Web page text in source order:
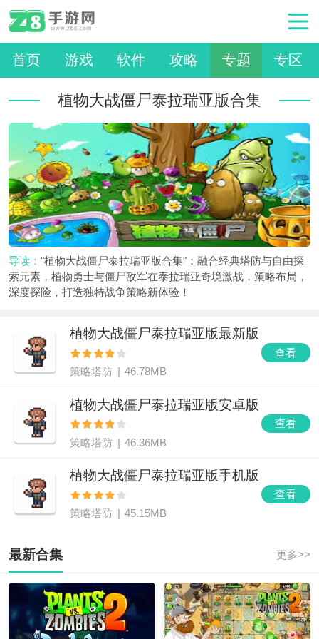
首页 游戏 软件 攻略 专题 专区
植物大战僵尸泰拉瑞亚版合集
导读："植物大战僵尸泰拉瑞亚版合集"：融合经典塔防与自由探
索元素，植物勇士与僵尸敌军在泰拉瑞亚奇境激战，策略布局，
深度探险，打造独特战争策略新体验！
查看
植物大战僵尸泰拉瑞亚版最新版
策略塔防 | 46.78MB
查看
植物大战僵尸泰拉瑞亚版安卓版
策略塔防 | 46.36MB
查看
植物大战僵尸泰拉瑞亚版手机版
策略塔防 | 45.15MB
最新合集 更多>>